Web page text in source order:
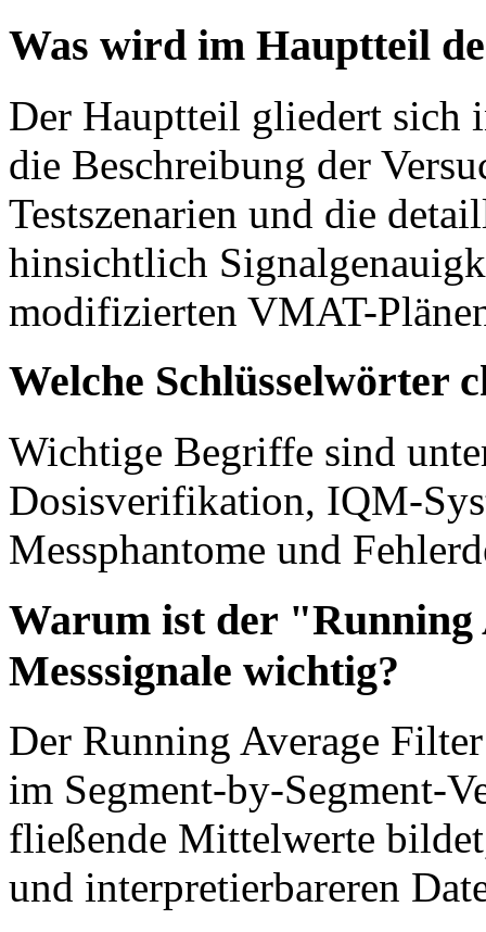
Was wird im Hauptteil
Der Hauptteil gliedert sich
die Beschreibung der
Testszenarien und die
hinsichtlich
modifizierten VMAT-
Welche Schlüsselwörter
Wichtige Begriffe sind
Dosisverifikation, IQM-
Messphantome und
Warum ist der
Messsignale wichtig?
Der Running Average
im Segment-by-Segment-
fließende Mittelwerte
und interpretierbareren